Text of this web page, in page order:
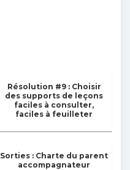
Résolution #9 : Choisir
des supports de leçons
faciles à consulter,
faciles à feuilleter
Sorties : Charte du parent
accompagnateur